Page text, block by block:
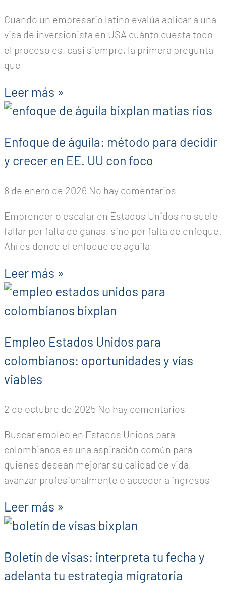
Cuando un empresario latino evalúa aplicar a una
visa de inversionista en USA cuánto cuesta todo
el proceso es, casi siempre, la primera pregunta
que
Leer más »
Enfoque de águila: método para decidir
y crecer en EE. UU con foco
8 de enero de 2026 No hay comentarios
Emprender o escalar en Estados Unidos no suele
fallar por falta de ganas, sino por falta de enfoque.
Ahí es donde el enfoque de aguila
Leer más »
Empleo Estados Unidos para
colombianos: oportunidades y vías
viables
2 de octubre de 2025 No hay comentarios
Buscar empleo en Estados Unidos para
colombianos es una aspiración común para
quienes desean mejorar su calidad de vida,
avanzar profesionalmente o acceder a ingresos
Leer más »
Boletín de visas: interpreta tu fecha y
adelanta tu estrategia migratoria